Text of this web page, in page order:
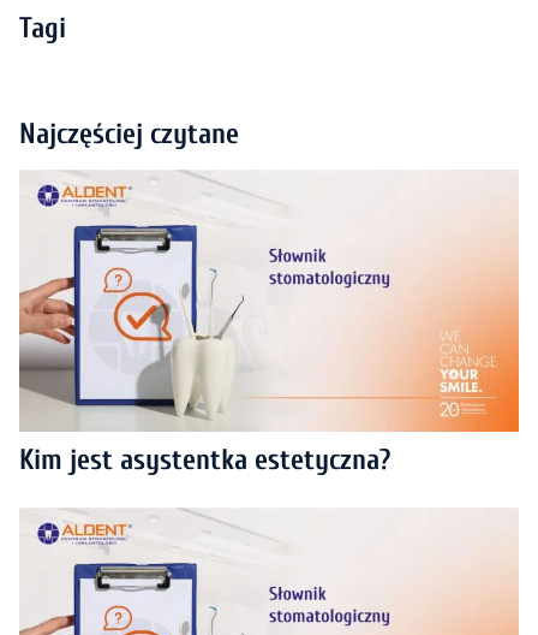
Tagi
Najczęściej czytane
Kim jest asystentka estetyczna?